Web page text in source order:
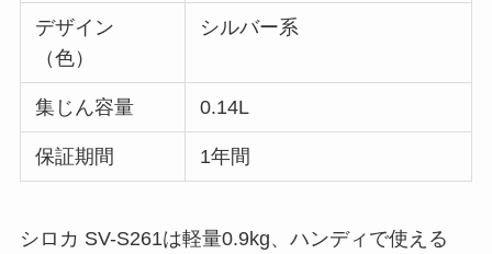
デザイン
（色）
シルバー系
集じん容量 0.14L
保証期間 1年間
シロカ SV-S261は軽量0.9kg、ハンディで使える